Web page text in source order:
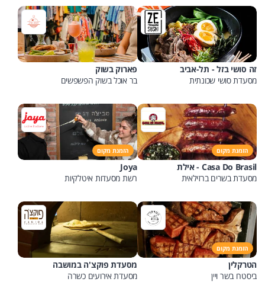
זה סושי בזל - תל-אביב
מסעדת סושי שכונתית
פארוק בשוק
בר אוכל בשוק הפשפשים
הזמנת מקום
Casa Do Brasil - אילת
מסעדת בשרים ברזילאית
הזמנת מקום
Joya
רשת מסעדות איטלקיות
הזמנת מקום
הטרקלין
ביסטרו בשר ויין
מסעדת פוקצ'ה במושבה
מסעדת אירועים כשרה